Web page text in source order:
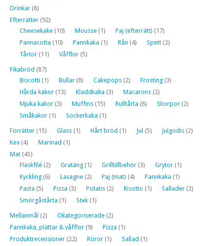
Drinkar (8)
Efterrätter (92)
Cheesekake (10) Mousse (1) Paj (efterrätt) (17)
Pannacotta (10) Pannkaka (1) Rån (4) Spett (2)
Tårtor (11) Våfflor (5)
Fikabröd (87)
Biscotti (1) Bullar (8) Cakepops (2) Frosting (3)
Hårda kakor (13) Kladdkaka (3) Macarons (2)
Mjuka kakor (3) Muffins (15) Rulltårta (8) Skorpor (2)
Småkakor (1) Sockerkaka (1)
Förrätter (15) Glass (1) Hårt bröd (1) Jul (5) Julgodis (2)
Kex (4) Marinad (1)
Mat (45)
Fläskfilé (2) Gratäng (1) Grilltillbehör (3) Grytor (1)
Kyckling (6) Lasagne (2) Paj (mat) (4) Pannkaka (1)
Pasta (5) Pizza (3) Potatis (2) Risotto (1) Sallader (2)
Smörgåstårta (1) Stek (1)
Mellanmål (2) Okategoriserade (2)
Pannkaka, plättar & våfflor (9) Pizza (1)
Produktrecensioner (22) Röror (1) Sallad (1)